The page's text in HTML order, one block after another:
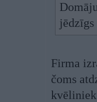
Firma
čoms